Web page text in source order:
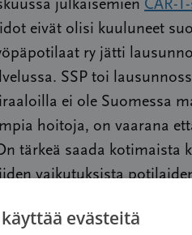
julkaisemien CAR-
eivät olisi kuuluneet
ry jätti
SSP toi
ei ole Suomessa
hoitoja, on vaarana
tärkeä saada kotimaista
vaikutuksista
priorisointia
evästeitä